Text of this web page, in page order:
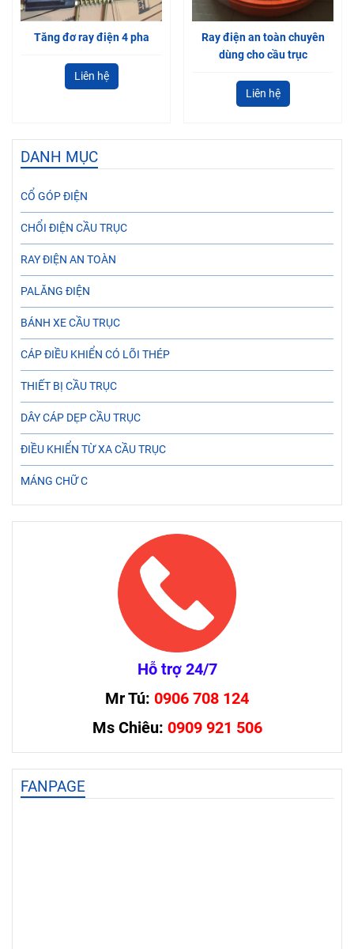
Tăng đơ ray điện 4 pha
Liên hệ
Ray điện an toàn chuyên
dùng cho cầu trục
Liên hệ
DANH MỤC
CỔ GÓP ĐIỆN
CHỔI ĐIỆN CẦU TRỤC
RAY ĐIỆN AN TOÀN
PALĂNG ĐIỆN
BÁNH XE CẦU TRỤC
CÁP ĐIỀU KHIỂN CÓ LÕI THÉP
THIẾT BỊ CẦU TRỤC
DÂY CÁP DẸP CẦU TRỤC
ĐIỀU KHIỂN TỪ XA CẦU TRỤC
MÁNG CHỮ C
Hỗ trợ 24/7
Mr Tú: 0906 708 124
Ms Chiêu: 0909 921 506
FANPAGE